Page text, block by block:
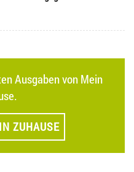
Ausgaben von Mein
ZUHAUSE